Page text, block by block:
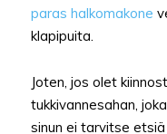
paras halkomakone
klapipuita.
Joten, jos olet
tukkivannesahan,
sinun ei tarvitse